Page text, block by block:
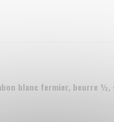
blanc fermier, beurre ½,